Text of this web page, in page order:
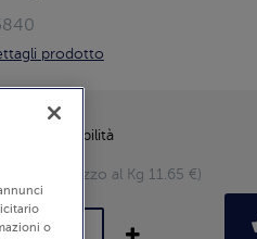
prodotto
Disponibilità
600 g (Prezzo al Kg 11.65 €)
o